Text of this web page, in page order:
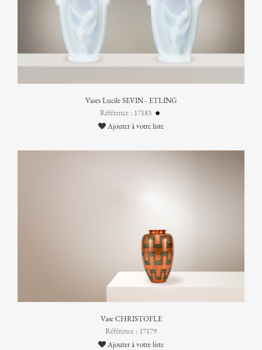
Vases Lucile SEVIN - ETLING
Référence : 17183
Ajouter à votre liste
Vase CHRISTOFLE
Référence : 17179
Ajouter à votre liste